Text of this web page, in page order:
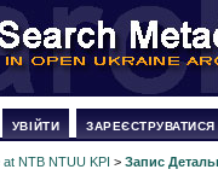
УВІЙТИ ЗАРЕЄСТРУВАТИСЯ
at NTB NTUU KPI > Запис